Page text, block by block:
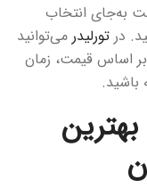
به‌جای انتخاب
در تورلیدر می‌توانید
اساس قیمت، زمان
باشید.